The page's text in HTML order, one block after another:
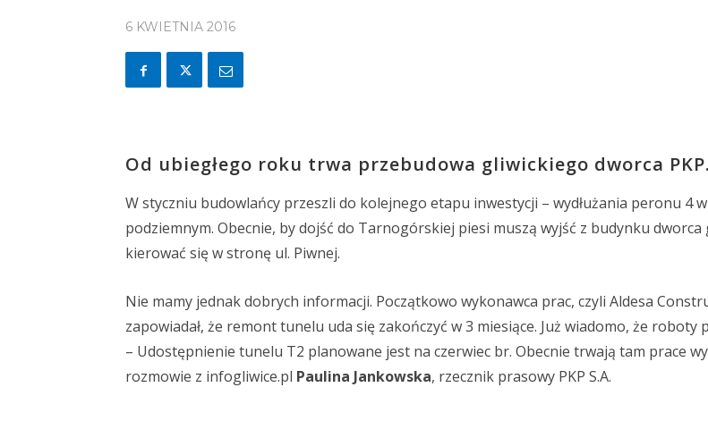
6 KWIETNIA 2016
Od ubiegłego roku trwa przebudowa gliwickiego dworca PKP.
W styczniu budowlańcy przeszli do kolejnego etapu inwestycji – wydłużania peronu 4
podziemnym. Obecnie, by dojść do Tarnogórskiej piesi muszą wyjść z budynku dworca
kierować się w stronę ul. Piwnej.
Nie mamy jednak dobrych informacji. Początkowo wykonawca prac, czyli Aldesa
zapowiadał, że remont tunelu uda się zakończyć w 3 miesiące. Już wiadomo, że roboty
– Udostępnienie tunelu T2 planowane jest na czerwiec br. Obecnie trwają tam prace
rozmowie z infogliwice.pl Paulina Jankowska, rzecznik prasowy PKP S.A.